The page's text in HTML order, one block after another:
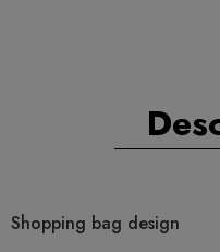
Shopping bag design